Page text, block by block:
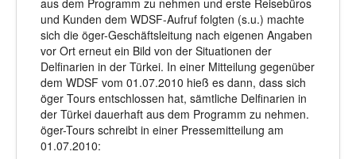
und Kunden dem WDSF-Aufruf folgten (s.u.) machte
sich die öger-Geschäftsleitung nach eigenen Angaben
vor Ort erneut ein Bild von der Situationen der
Delfinarien in der Türkei. In einer Mitteilung gegenüber
dem WDSF vom 01.07.2010 hieß es dann, dass sich
öger Tours entschlossen hat, sämtliche Delfinarien in
der Türkei dauerhaft aus dem Programm zu nehmen.
öger-Tours schreibt in einer Pressemitteilung am
01.07.2010: